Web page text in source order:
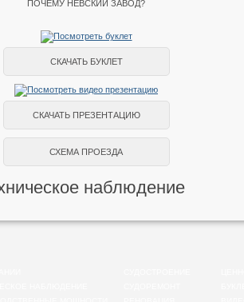
ПОЧЕМУ НЕВСКИЙ ЗАВОД?
СКАЧАТЬ БУКЛЕТ
СКАЧАТЬ ПРЕЗЕНТАЦИЮ
СХЕМА ПРОЕЗДА
наблюдение